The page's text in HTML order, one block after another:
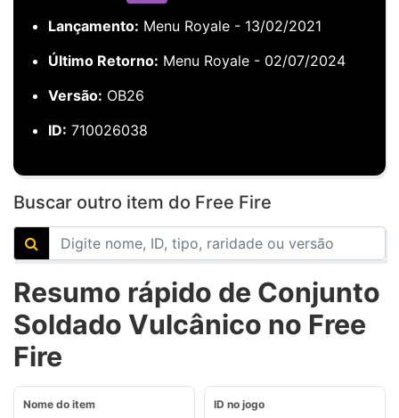
Lançamento: Menu Royale - 13/02/2021
Último Retorno: Menu Royale - 02/07/2024
Versão: OB26
ID: 710026038
Buscar outro item do Free Fire
Resumo rápido de Conjunto
Soldado Vulcânico no Free
Fire
Nome do item ID no jogo